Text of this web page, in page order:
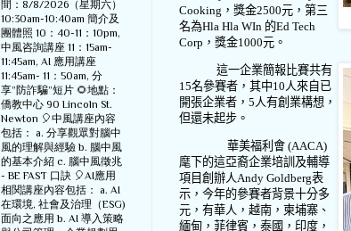
Cooking ，獎金2500元，第三
名為Hla Hla WIn 的Ed Tech
Corp ，獎金1000元。
這一企業簡報比賽共有
15名參賽者，其中10人來自已
開張企業者， 5人有創業構想，
但還未起步。
華美福利會 (AACA)
麾下的這亞裔企業培訓及輔導
項目創辦人Andy Goldberg表
示，今年的參賽者背景十分多
元，有華人，越南，柬埔寨、
緬甸，菲律賓，泰國，印度，
間：8/8/2026（星期六）
10:30am-10:40am 簡介及
團體照 10：40-11：10pm,
中風咨詢講座 11：15am-
11:45am, AI 應用講座
11:45am- 11：50am, 分
享”防詐騙”短片 🌻地點：
僑教中心 90 Lincoln St.
Newton 🎈中風講座內容
包括： a. 分享觀眾對腦中
風的理解與經驗 b. 腦中風
的基本介紹 c. 腦中風徵兆
- BE FAST 口訣 🎈AI應用
相関講座內容包括： a. AI
在環境, 社會及治理（ESG)
面向之應用 b. AI 導入策略